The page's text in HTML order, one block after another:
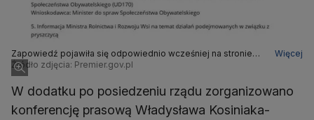
Zapowiedź pojawiła się odpowiednio wcześniej na stronie
kancelarii premiera
Więcej
Źródło zdjęcia: Premier.gov.pl
W dodatku po posiedzeniu rządu zorganizowano
konferencję prasową Władysława Kosiniaka-